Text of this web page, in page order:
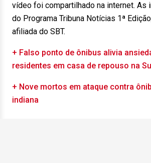
vídeo foi compartilhado na internet. As
do Programa Tribuna Notícias 1ª
afiliada do SBT.
+ Falso ponto de ônibus alivia
residentes em casa de repouso na
+ Nove mortos em ataque contra
indiana